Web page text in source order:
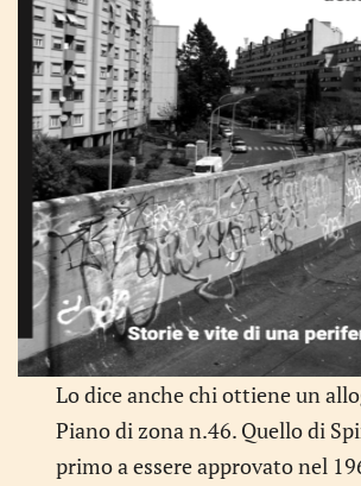
Lo dice anche chi ottiene un
Piano di zona n.46. Quello di
primo a essere approvato nel